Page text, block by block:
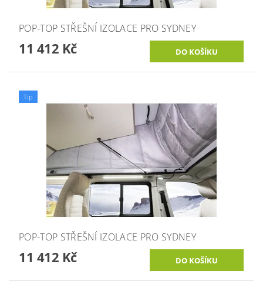
POP-TOP STŘEŠNÍ IZOLACE PRO SYDNEY
11 412 Kč
Tip
POP-TOP STŘEŠNÍ IZOLACE PRO SYDNEY
11 412 Kč